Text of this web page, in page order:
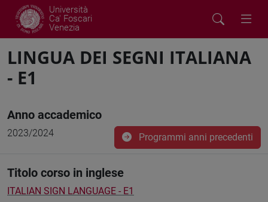
Università
Ca' Foscari
Venezia
LINGUA DEI SEGNI ITALIANA
- E1
Anno accademico
2023/2024 Programmi anni precedenti
Titolo corso in inglese
ITALIAN SIGN LANGUAGE - E1